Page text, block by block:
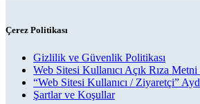
Çerez Politikası
Gizlilik ve Güvenlik Politikası
Web Sitesi Kullanıcı Açık Rıza Metni
“Web Sitesi Kullanıcı / Ziyaretçi”
Şartlar ve Koşullar